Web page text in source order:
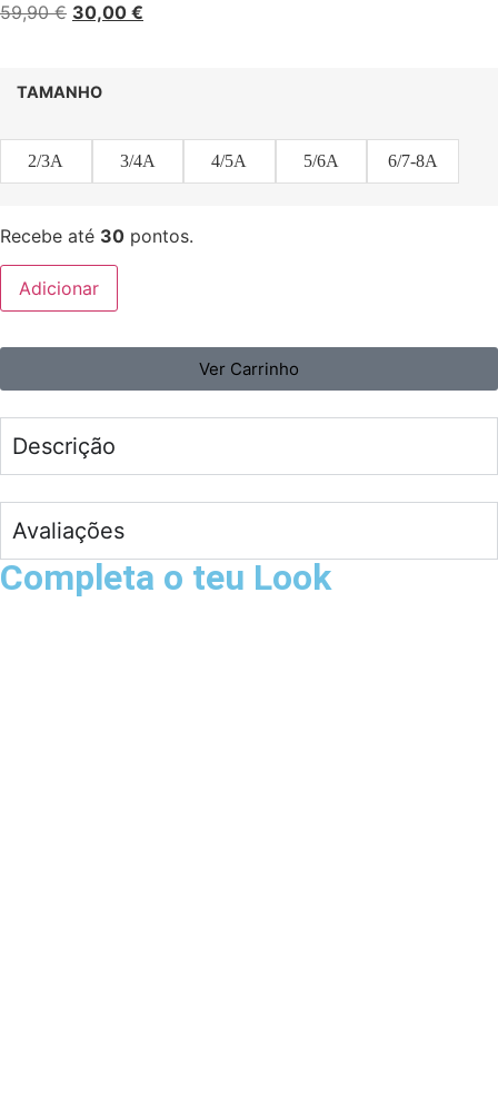
59,90€ 30,00 €
TAMANHO
2/3A 3/4A 4/5A 5/6A 6/7-8A
Recebe até 30 pontos.
Adicionar
Ver Carrinho
Descrição
Avaliações
Completa o teu Look